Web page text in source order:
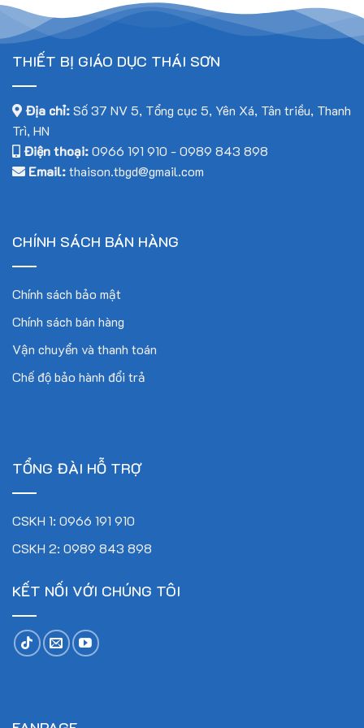
Tiêu chuẩn áp dụng
Sản phẩm được sản xuất đáp ứng các tiêu chuẩn của thông
tư 38/2021/TT-BGDĐT do Bộ trưởng Bộ giáo dục và đào
tạo ban hành nhằm bám sát chương trình giáo dục mới, giúp
cho việc giảng dạy trong các cơ sở giáo dục đạt được hiệu
quả cao nhất.
Liên hệ với chúng tôi ngay hôm nay để được tư vấn chi tiết
và nhận báo giá tốt nhất!
Email: thaison.tbgd@gmail.com
THIẾT BỊ GIÁO DỤC THÁI SƠN
Địa chỉ:Số 37 NV 5, Tổng cục 5, Yên Xá, Tân triều, Thanh
Trì, HN
Điện thoại:0966 191 910 -0989 843 898
Email:thaison.tbgd@gmail.com
CHÍNH SÁCH BÁN HÀNG
Chính sách bảo mật
Chính sách bán hàng
Vận chuyển và thanh toán
Chế độ bảo hành đổi trả
TỔNG ĐÀI HỖ TRỢ
CSKH 1: 0966 191 910
CSKH 2: 0989 843 898
KẾT NỐI VỚI CHÚNG TÔI